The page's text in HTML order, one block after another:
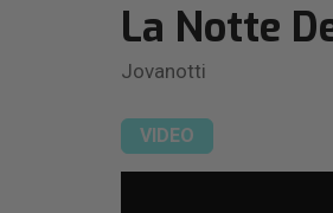
La Notte
Jovanotti
VIDEO